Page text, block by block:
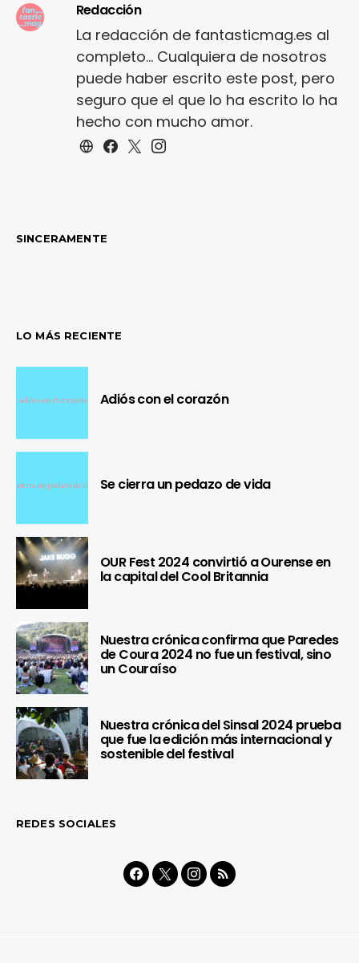
Redacción
La redacción de fantasticmag.es al
completo... Cualquiera de nosotros
puede haber escrito este post, pero
seguro que el que lo ha escrito lo ha
hecho con mucho amor.
SINCERAMENTE
LO MÁS RECIENTE
Adiós con el corazón
Se cierra un pedazo de vida
OUR Fest 2024 convirtió a Ourense en
la capital del Cool Britannia
Nuestra crónica confirma que Paredes
de Coura 2024 no fue un festival, sino
un Couraíso
Nuestra crónica del Sinsal 2024 prueba
que fue la edición más internacional y
sostenible del festival
REDES SOCIALES